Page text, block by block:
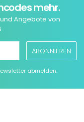
mehr.
Angebote von
ABONNIEREN
abmelden.